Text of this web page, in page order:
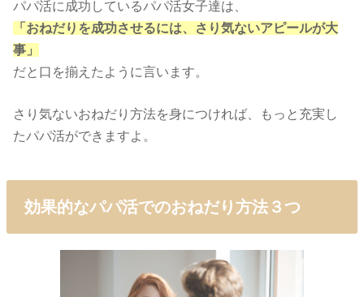
パパ活に成功しているパパ活女子達は、
「おねだりを成功させるには、さり気ないアピールが大
事」
だと口を揃えたように言います。
さり気ないおねだり方法を身につければ、もっと充実し
たパパ活ができますよ。
効果的なパパ活でのおねだり方法３つ